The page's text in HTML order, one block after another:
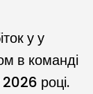
у у
в команді
2026 році.